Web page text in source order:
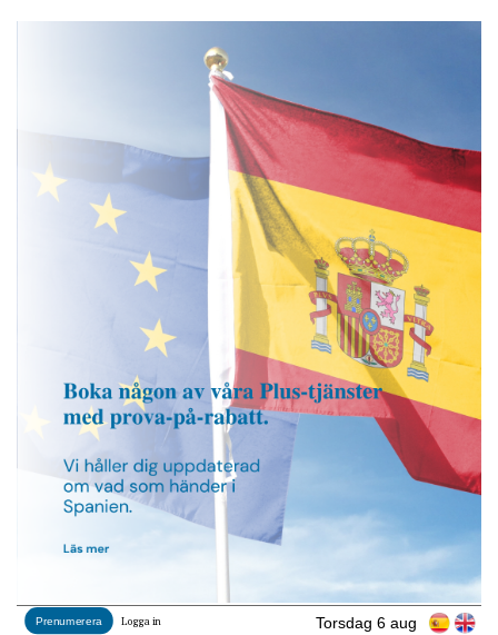
Torsdag 6 aug
Prenumerera Logga in